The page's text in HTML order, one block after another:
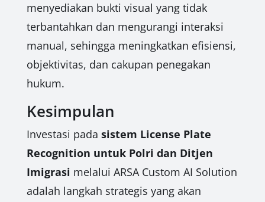
menyediakan bukti visual yang tidak
terbantahkan dan mengurangi interaksi
manual, sehingga meningkatkan efisiensi,
objektivitas, dan cakupan penegakan
hukum.
Kesimpulan
Investasi pada sistem License Plate
Recognition untuk Polri dan Ditjen
Imigrasi melalui ARSA Custom AI Solution
adalah langkah strategis yang akan